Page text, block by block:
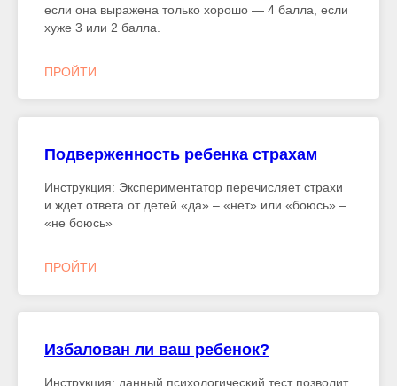
если она выражена только хорошо — 4 балла, если
хуже 3 или 2 балла.
ПРОЙТИ
Подверженность ребенка страхам
Инструкция: Экспериментатор перечисляет страхи
и ждет ответа от детей «да» – «нет» или «боюсь» –
«не боюсь»
ПРОЙТИ
Избалован ли ваш ребенок?
Инструкция: данный психологический тест позволит